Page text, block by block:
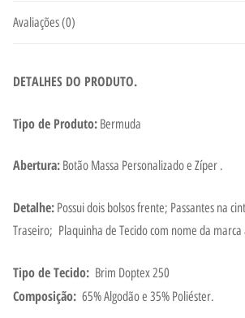
Avaliações (0)
DETALHES DO PRODUTO.
Tipo de Produto: Bermuda
Abertura: Botão Massa Personalizado e Zíper .
Detalhe: Possui dois bolsos frente; Passantes na
Traseiro; Plaquinha de Tecido com nome da marca
Tipo de Tecido: Brim Doptex 250
Composição: 65% Algodão e 35% Poliéster.